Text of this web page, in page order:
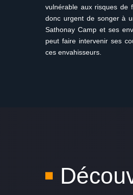
vulnérable aux risques de
donc urgent de songer à
Sathonay Camp et ses
peut faire intervenir ses
ces envahisseurs.